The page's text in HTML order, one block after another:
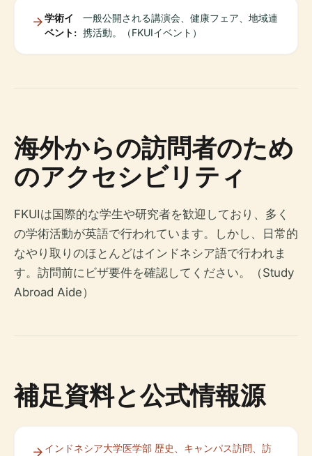
学術イ
ベント:
一般公開される講演会、健康フェア、地域連
携活動。（FKUIイベント）
海外からの訪問者のため
のアクセシビリティ
FKUIは国際的な学生や研究者を歓迎しており、多く
の学術活動が英語で行われています。しかし、日常的
なやり取りのほとんどはインドネシア語で行われま
す。訪問前にビザ要件を確認してください。（Study
Abroad Aide）
補足資料と公式情報源
インドネシア大学医学部 歴史、キャンパス訪問、訪